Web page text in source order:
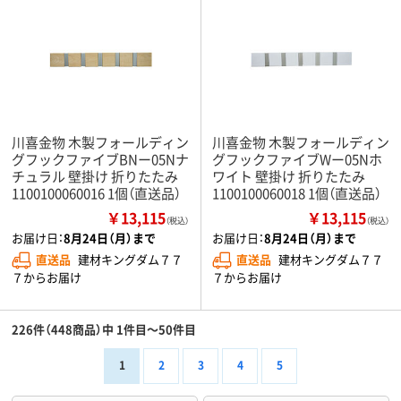
川喜金物 木製フォールディン
グフックファイブBNー05Nナ
チュラル 壁掛け 折りたたみ
1100100060016 1個（直送品）
￥13,115（税込）
お届け日：8月24日（月）まで
直送品 建材キングダム７７
７からお届け
川喜金物 木製フォールディン
グフックファイブWー05Nホ
ワイト 壁掛け 折りたたみ
1100100060018 1個（直送品）
￥13,115（税込）
お届け日：8月24日（月）まで
直送品 建材キングダム７７
７からお届け
226件（448商品）中 1件目～50件目
1 2 3 4 5